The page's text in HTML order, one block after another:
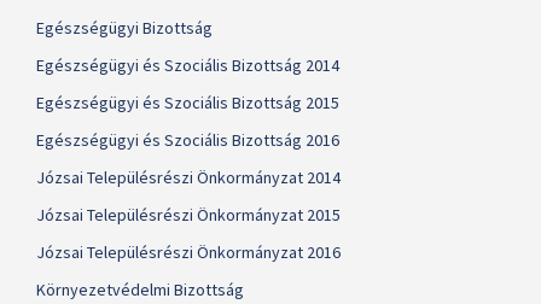
Egészségügyi Bizottság
Egészségügyi és Szociális Bizottság 2014
Egészségügyi és Szociális Bizottság 2015
Egészségügyi és Szociális Bizottság 2016
Józsai Településrészi Önkormányzat 2014
Józsai Településrészi Önkormányzat 2015
Józsai Településrészi Önkormányzat 2016
Környezetvédelmi Bizottság